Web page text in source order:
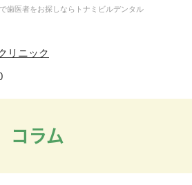
歯医者をお探しならトナミビルデンタル
コラム